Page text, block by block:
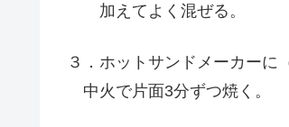
加えてよく混ぜる。
３．ホットサンドメーカーに
中火で片面3分ずつ焼く。